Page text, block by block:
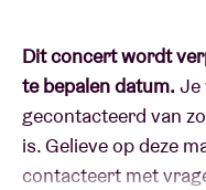
Dit concert wordt
te bepalen datum. Je
gecontacteerd van
is. Gelieve op deze
contacteert met